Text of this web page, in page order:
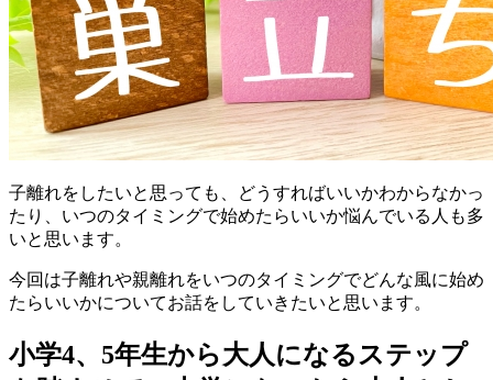
子離れをしたいと思っても、どうすればいいかわからなかっ
たり、いつのタイミングで始めたらいいか悩んでいる人も多
いと思います。
今回は子離れや親離れをいつのタイミングでどんな風に始め
たらいいかについてお話をしていきたいと思います。
小学4、5年生から大人になるステップ